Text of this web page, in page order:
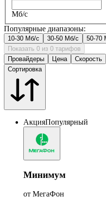
Мб/с
Популярные диапазоны:
10-30 Мб/с 30-50 Мб/с 50-70
Показать 0 из 0 тарифов
Провайдеры
Цена
Скорость
Сортировка
АкцияПопулярный
Минимум
от МегаФон